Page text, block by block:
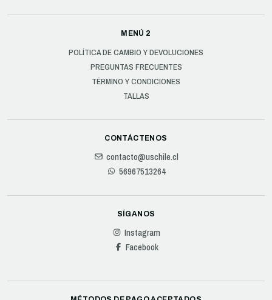
MENÚ 2
POLÍTICA DE CAMBIO Y DEVOLUCIONES
PREGUNTAS FRECUENTES
TÉRMINO Y CONDICIONES
TALLAS
CONTÁCTENOS
contacto@uschile.cl
56967513264
SÍGANOS
Instagram
Facebook